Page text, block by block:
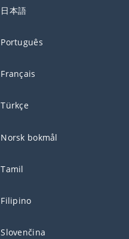
日本語
Português
Français
Türkçe
Norsk bokmål
Tamil
Filipino
Slovenčina